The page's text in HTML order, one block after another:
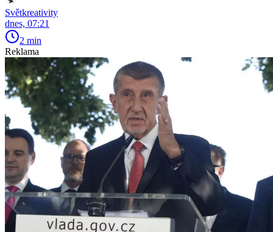
Světkreativity
dnes, 07:21
2 min
Reklama